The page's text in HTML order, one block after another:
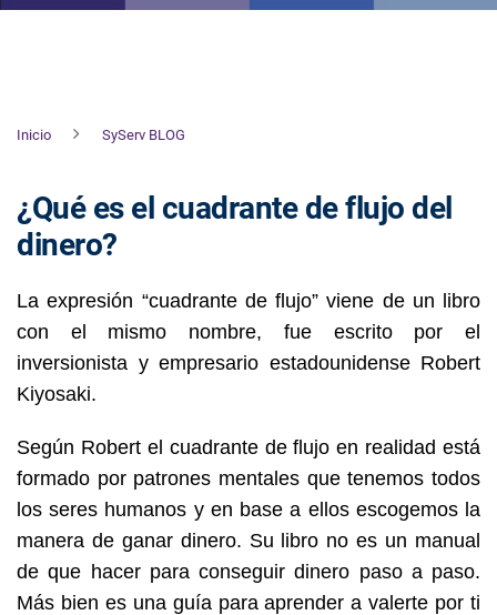
Inicio SyServ BLOG
¿Qué es el cuadrante de flujo del
dinero?
La expresión “cuadrante de flujo” viene de un libro
con el mismo nombre, fue escrito por el
inversionista y empresario estadounidense Robert
Kiyosaki.
Según Robert el cuadrante de flujo en realidad está
formado por patrones mentales que tenemos todos
los seres humanos y en base a ellos escogemos la
manera de ganar dinero. Su libro no es un manual
de que hacer para conseguir dinero paso a paso.
Más bien es una guía para aprender a valerte por ti